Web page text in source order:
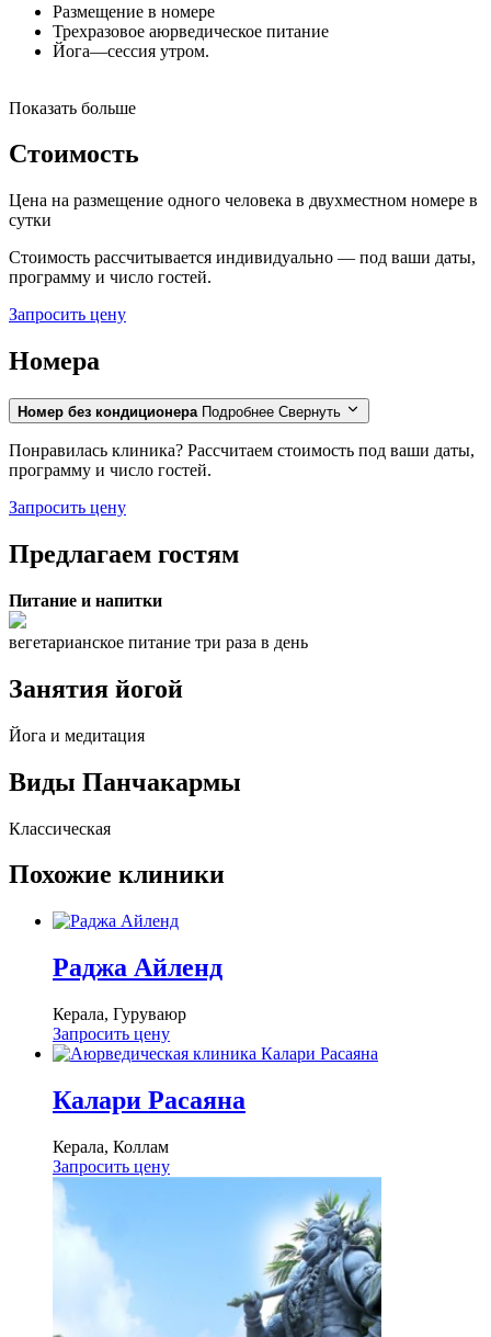
Размещение в номере
Трехразовое аюрведическое питание
Йога—сессия утром.
Показать больше
Стоимость
Цена на размещение одного человека в двухместном номере в
сутки
Стоимость рассчитывается индивидуально — под ваши даты,
программу и число гостей.
Запросить цену
Номера
Номер без кондиционера Подробнее Свернуть
Понравилась клиника? Рассчитаем стоимость под ваши даты,
программу и число гостей.
Запросить цену
Предлагаeм гостям
Питание и напитки
вегетарианское питание три раза в день
Занятия йогой
Йога и медитация
Виды Панчакармы
Классическая
Похожие клиники
Раджа Айленд
Керала, Гуруваюр
Запросить цену
Калари Расаяна
Керала, Коллам
Запросить цену